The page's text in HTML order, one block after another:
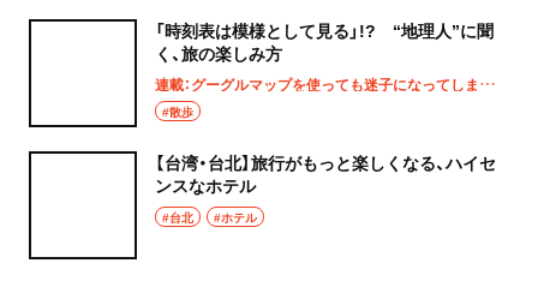
「時刻表は模様として見る」!? “地理人”に聞
く、旅の楽しみ方
連載：グーグルマップを使っても迷子になってしまうあなたへ
#散歩
【台湾・台北】旅行がもっと楽しくなる、ハイセ
ンスなホテル
#台北 #ホテル